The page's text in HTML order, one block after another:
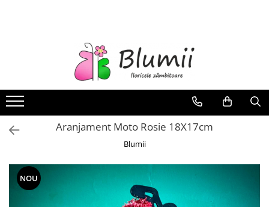
FLORI NATURALE
ARANJAMENTE
INAPOI LA SCOALA
FLORI CRIOGENATE
STATUI
CUPOLE
Aranjament Moto Rosie 18X17cm
Blumii
NOU